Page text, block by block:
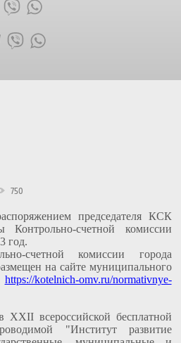
750
председателя КСК
Контрольно-счетной комиссии
год.
счетной комиссии города
на сайте муниципального
https://kotelnich-omv.ru/normativnye-
XXIIвсероссийской бесплатной
"Институт развитие